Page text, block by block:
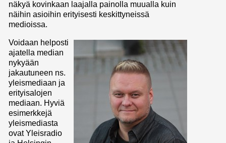
näkyä kovinkaan laajalla painolla muualla kuin
näihin asioihin erityisesti keskittyneissä
medioissa.
Voidaan helposti
ajatella median
nykyään
jakautuneen ns.
yleismediaan ja
erityisalojen
mediaan. Hyviä
esimerkkejä
yleismediasta
ovat Yleisradio